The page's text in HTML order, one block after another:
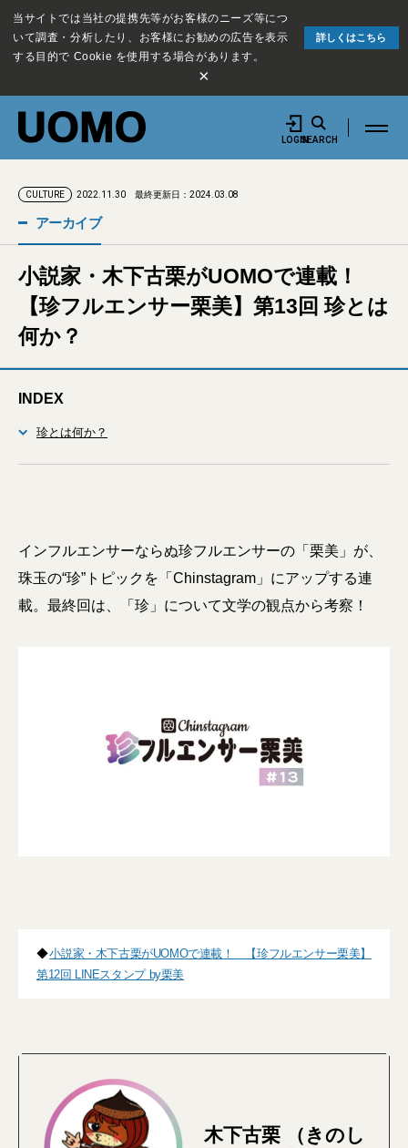
当サイトでは当社の提携先等がお客様のニーズ等につ
いて調査・分析したり、お客様にお勧めの広告を表示
する目的で Cookie を使用する場合があります。
詳しくはこちら
×
LOGINSEARCH
CULTURE 2022.11.30 最終更新日：2024.03.08
アーカイブ
小説家・木下古栗がUOMOで連載！
【珍フルエンサー栗美】第13回 珍とは
何か？
INDEX
珍とは何か？
インフルエンサーならぬ珍フルエンサーの「栗美」が、
珠玉の“珍”トピックを「Chinstagram」にアップする連
載。最終回は、「珍」について文学の観点から考察！
◆小説家・木下古栗がUOMOで連載！ 【珍フルエンサー栗美】
第12回 LINEスタンプ by栗美
木下古栗 （きのし